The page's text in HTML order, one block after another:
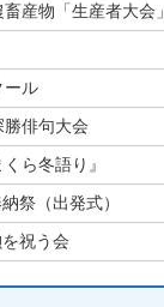
産物「生産者大会」
ール
俳句大会
ら冬語り』
祭（出発式）
祝う会